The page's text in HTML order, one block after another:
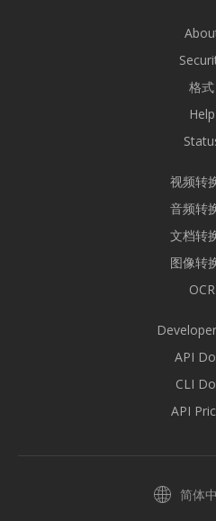
格式
Help
视频转
音频转
文档转
图像转
OCR
API
CLI
API
简体